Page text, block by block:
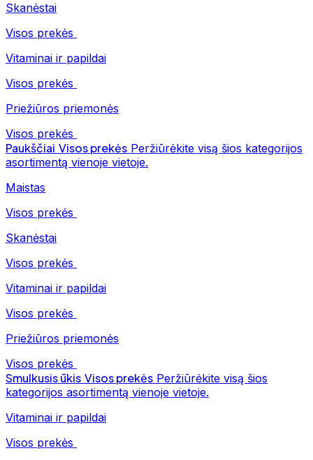
Skanėstai
Visos prekės
Vitaminai ir papildai
Visos prekės
Priežiūros priemonės
Visos prekės
Paukščiai Visos prekės Peržiūrėkite visą šios kategorijos
asortimentą vienoje vietoje.
Maistas
Visos prekės
Skanėstai
Visos prekės
Vitaminai ir papildai
Visos prekės
Priežiūros priemonės
Visos prekės
Smulkusis ūkis Visos prekės Peržiūrėkite visą šios
kategorijos asortimentą vienoje vietoje.
Vitaminai ir papildai
Visos prekės